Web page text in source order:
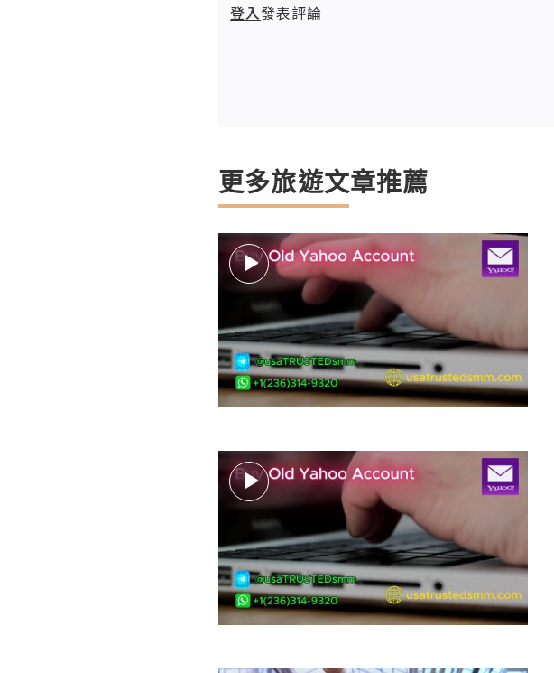
登入發表評論
更多旅遊文章推薦